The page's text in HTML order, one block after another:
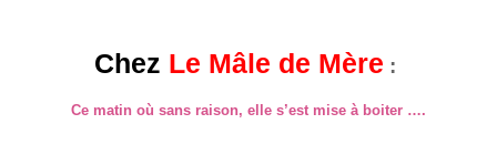
Chez Le Mâle de Mère :
Ce matin où sans raison, elle s’est mise à boiter ….